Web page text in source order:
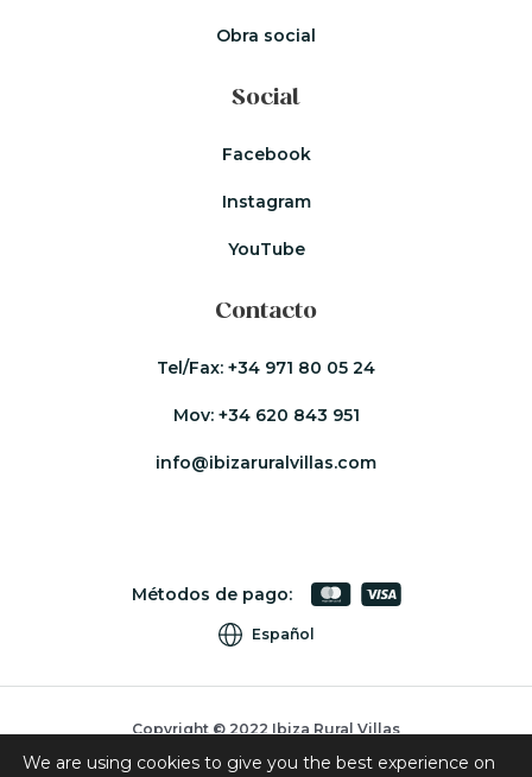
Obra social
Social
Facebook
Instagram
YouTube
Contacto
Tel/Fax: +34 971 80 05 24
Mov: +34 620 843 951
info@ibizaruralvillas.com
Métodos de pago:
Español
Copyright © 2022 Ibiza Rural Villas
Cookies
We are using cookies to give you the best experience on